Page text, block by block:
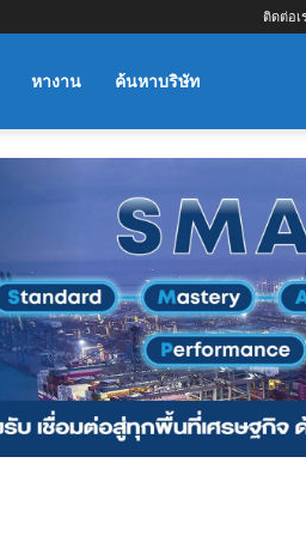
ติดต่อเ
หางาน ค้นหาบริษัท